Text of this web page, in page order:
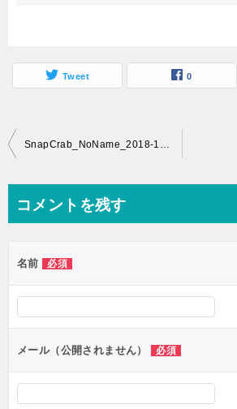
Tweet 0
投
ビ
ー
シ
ン
SnapCrab_NoName_2018-12-3_21-33-35_No-00
コメントを残す
名前 必須
メール（公開されません） 必須